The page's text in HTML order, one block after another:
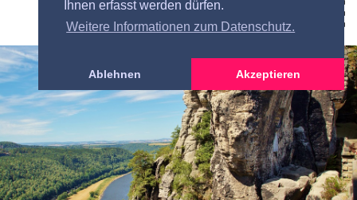
Ihnen erfasst werden dürfen.
Weitere Informationen zum Datenschutz.
Ablehnen Akzeptieren